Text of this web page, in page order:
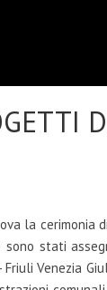
la cerimonia
sono stati
Venezia